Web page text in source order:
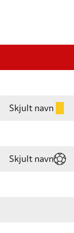
Skjult navn
Skjult navn